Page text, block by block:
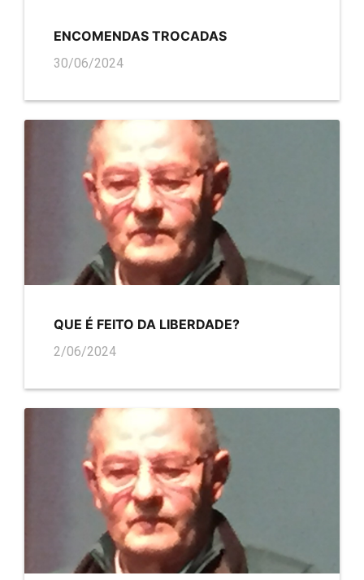
ENCOMENDAS TROCADAS
30/06/2024
QUE É FEITO DA LIBERDADE?
2/06/2024